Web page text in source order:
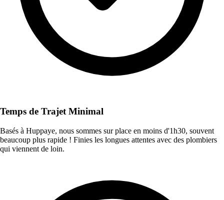
Temps de Trajet Minimal
Basés à Huppaye, nous sommes sur place en moins d'1h30, souvent
beaucoup plus rapide ! Finies les longues attentes avec des plombiers
qui viennent de loin.